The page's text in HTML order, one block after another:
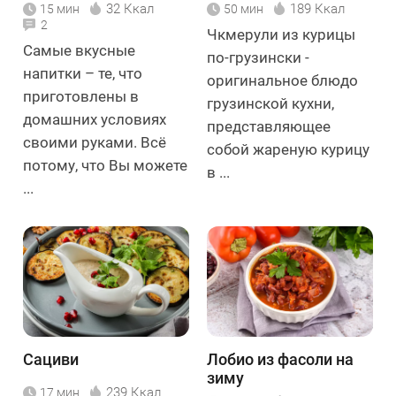
15 мин 32 Ккал
2
Самые вкусные
напитки – те, что
приготовлены в
домашних условиях
своими руками. Всё
потому, что Вы можете
...
50 мин 189 Ккал
Чкмерули из курицы
по-грузински -
оригинальное блюдо
грузинской кухни,
представляющее
собой жареную курицу
в ...
Сациви
17 мин 239 Ккал
Лобио из фасоли на
зиму